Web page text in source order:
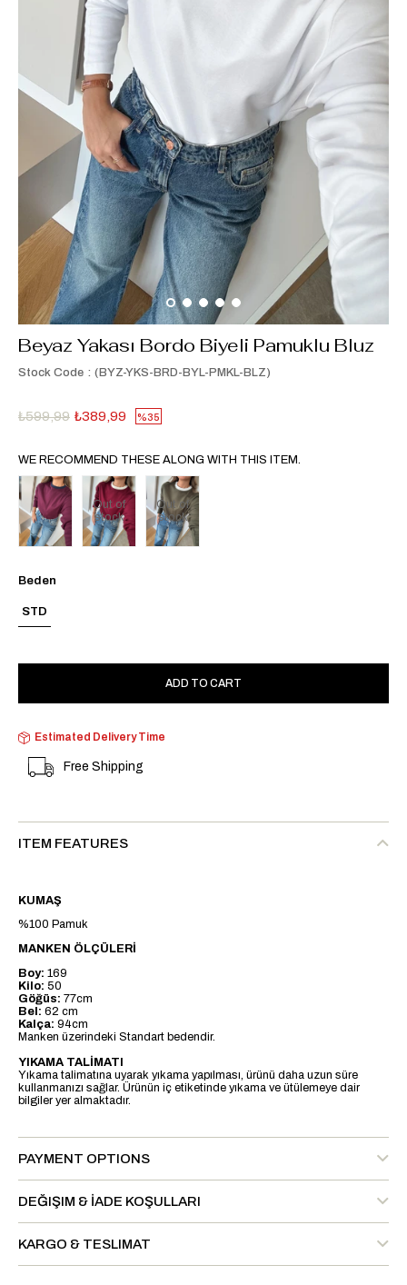
Beyaz Yakası Bordo Biyeli Pamuklu Bluz
Stock Code (BYZ-YKS-BRD-BYL-PMKL-BLZ)
₺599,99 ₺389,99 35
WE RECOMMEND THESE ALONG WITH THIS ITEM.
Out of
stock
Out of
stock
Beden
STD
Estimated Delivery Time
Free Shipping
ITEM FEATURES
KUMAŞ
%100 Pamuk
MANKEN ÖLÇÜLERİ
Boy: 169
Kilo: 50
Göğüs: 77cm
Bel: 62 cm
Kalça: 94cm
Manken üzerindeki Standart bedendir.
YIKAMA TALİMATI
Yıkama talimatına uyarak yıkama yapılması, ürünü daha uzun süre
kullanmanızı sağlar. Ürünün iç etiketinde yıkama ve ütülemeye dair
bilgiler yer almaktadır.
PAYMENT OPTIONS
DEĞIŞIM & İADE KOŞULLARI
KARGO & TESLIMAT